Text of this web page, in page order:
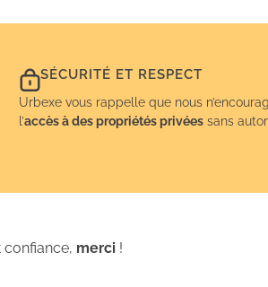
SÉCURITÉ ET RESPECT
Urbexe vous rappelle que nous
l’accès à des propriétés privéessans
merci !